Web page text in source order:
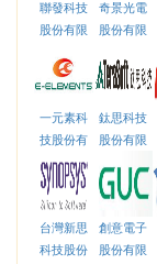
聯發科技
股份有限
奇景光電
股份有限
一元素科
技股份有
限公司
鈦思科技
股份有限
台灣新思
科技股份
創意電子
股份有限